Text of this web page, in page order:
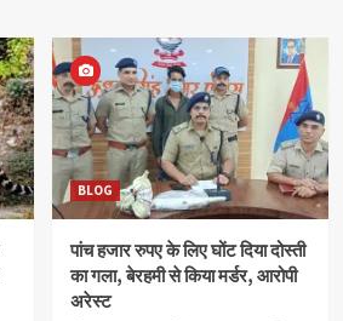
BLOG
पांच हजार रुपए के लिए घोंट दिया दोस्ती
का गला, बेरहमी से किया मर्डर, आरोपी
अरेस्ट